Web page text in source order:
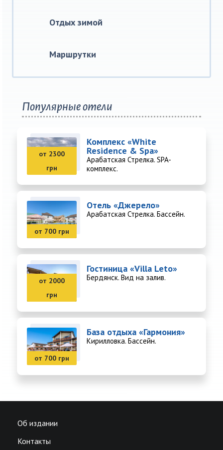
Отдых зимой
Маршрутки
Популярные отели
от 2300
грн
Комплекс «White
Residence & Spa»
Арабатская Стрелка. SPA-
комплекс.
от 700 грн
Отель «Джерело»
Арабатская Стрелка. Бассейн.
от 2000
грн
Гостиница «Villa Leto»
Бердянск. Вид на залив.
от 700 грн
База отдыха «Гармония»
Кирилловка. Бассейн.
Об издании
Контакты